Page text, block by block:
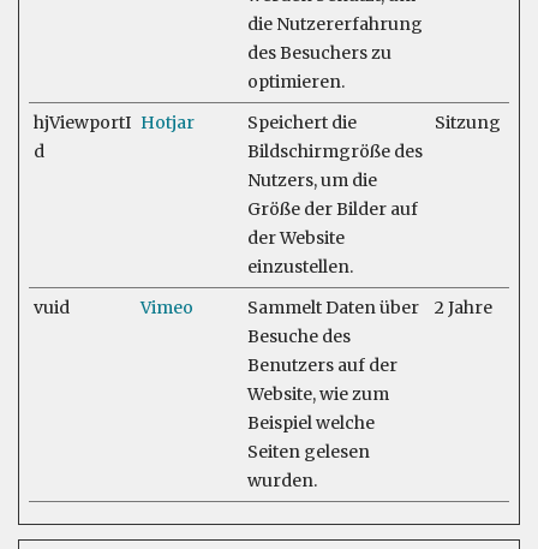
die Nutzererfahrung
des Besuchers zu
optimieren.
hjViewportI
d
Hotjar
Speichert die
Bildschirmgröße des
Nutzers, um die
Größe der Bilder auf
der Website
einzustellen.
Sitzung
vuid Vimeo
Sammelt Daten über
Besuche des
Benutzers auf der
Website, wie zum
Beispiel welche
Seiten gelesen
wurden.
2 Jahre